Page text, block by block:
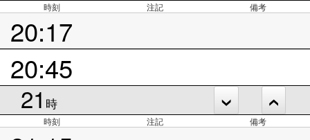
時刻 注記 備考
20:17
20:45
21 時
時刻 注記 備考